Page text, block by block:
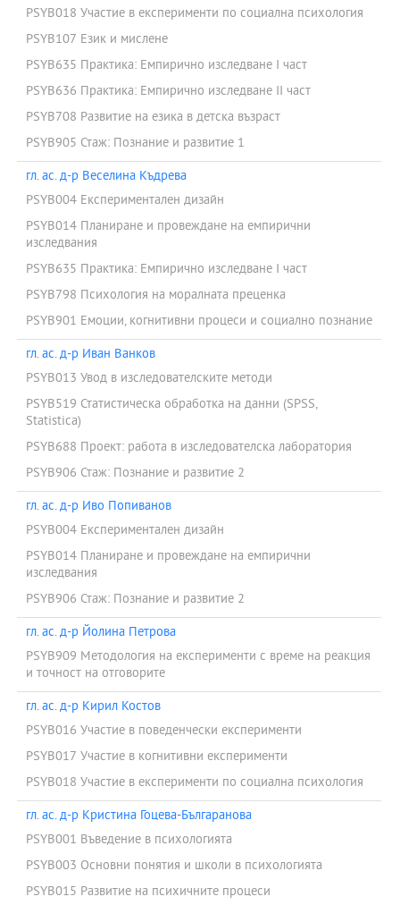
PSYB018 Участие в експерименти по социална психология
PSYB107 Език и мислене
PSYB635 Практика: Емпирично изследване І част
PSYB636 Практика: Емпирично изследване ІІ част
PSYB708 Развитие на езика в детска възраст
PSYB905 Стаж: Познание и развитие 1
гл. ас. д-р Веселина Къдрева
PSYB004 Експериментален дизайн
PSYB014 Планиране и провеждане на емпирични
изследвания
PSYB635 Практика: Емпирично изследване І част
PSYB798 Психология на моралната преценка
PSYB901 Емоции, когнитивни процеси и социално познание
гл. ас. д-р Иван Ванков
PSYB013 Увод в изследователските методи
PSYB519 Статистическа обработка на данни (SPSS,
Statistica)
PSYB688 Проект: работа в изследователска лаборатория
PSYB906 Стаж: Познание и развитие 2
гл. ас. д-р Иво Попиванов
PSYB004 Експериментален дизайн
PSYB014 Планиране и провеждане на емпирични
изследвания
PSYB906 Стаж: Познание и развитие 2
гл. ас. д-р Йолина Петрова
PSYB909 Методология на експерименти с време на реакция
и точност на отговорите
гл. ас. д-р Кирил Костов
PSYB016 Участие в поведенчески експерименти
PSYB017 Участие в когнитивни експерименти
PSYB018 Участие в експерименти по социална психология
гл. ас. д-р Кристина Гоцева-Българанова
PSYB001 Въведение в психологията
PSYB003 Основни понятия и школи в психологията
PSYB015 Развитие на психичните процеси